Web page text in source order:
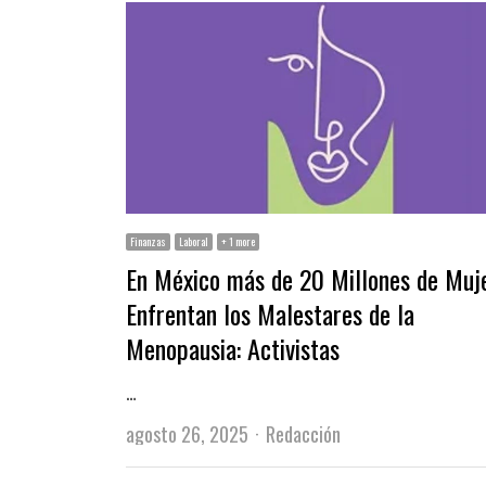
Finanzas Laboral + 1 more
En México más de 20 Millones de
Enfrentan los Malestares de la
Menopausia: Activistas
…
agosto 26, 2025
Author
Redacción